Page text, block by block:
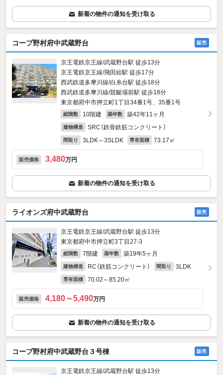
新着の物件の通知を受け取る
コープ野村府中武蔵野台 販売
京王電鉄京王線/武蔵野台駅 徒歩13分
京王電鉄京王線/飛田給駅 徒歩17分
西武鉄道多摩川線/白糸台駅 徒歩18分
西武鉄道多摩川線/競艇場前駅 徒歩18分
東京都府中市押立町1丁目34番1号、35番1号
総階数 10階建 築年数 築42年11ヶ月
建物構造 SRC（鉄骨鉄筋コンクリート）
間取り 3LDK～3SLDK 専有面積 73.17㎡
販売価格 3,480万円
新着の物件の通知を受け取る
ライオンズ府中武蔵野台 販売
京王電鉄京王線/武蔵野台駅 徒歩13分
東京都府中市押立町3丁目27-3
総階数 7階建 築年数 築19年5ヶ月
建物構造 RC（鉄筋コンクリート） 間取り 3LDK
専有面積 70.02～85.20㎡
販売価格 4,180～5,490万円
新着の物件の通知を受け取る
コープ野村府中武蔵野台３号棟 販売
京王電鉄京王線/武蔵野台駅 徒歩13分